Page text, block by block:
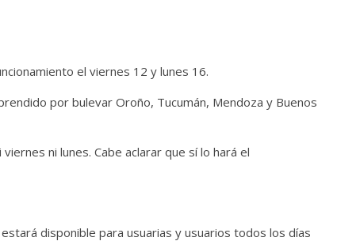
el viernes 12 y lunes 16.
por bulevar Oroño, Tucumán, Mendoza y Buenos
ni lunes. Cabe aclarar que sí lo hará el
disponible para usuarias y usuarios todos los días